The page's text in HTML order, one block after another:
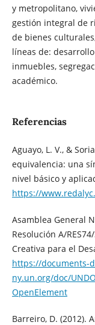
y metropolitano,
gestión integral de
de bienes
líneas de:
inmuebles,
académico.
Referencias
Aguayo, L. V., &
equivalencia: una
nivel básico y
https://
Asamblea General
Resolución A/
Creativa para el
https://documents-
ny.un.org/doc/
OpenElement
Barreiro, D. (2012).